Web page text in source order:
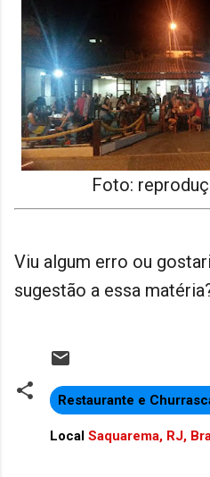
Foto:
Viu algum erro ou
sugestão a essa
Restaurante e
Local Saquarema, RJ,